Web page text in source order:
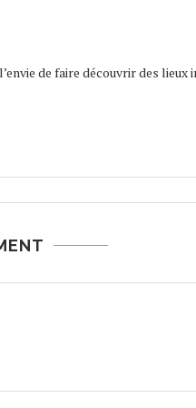
de faire découvrir des